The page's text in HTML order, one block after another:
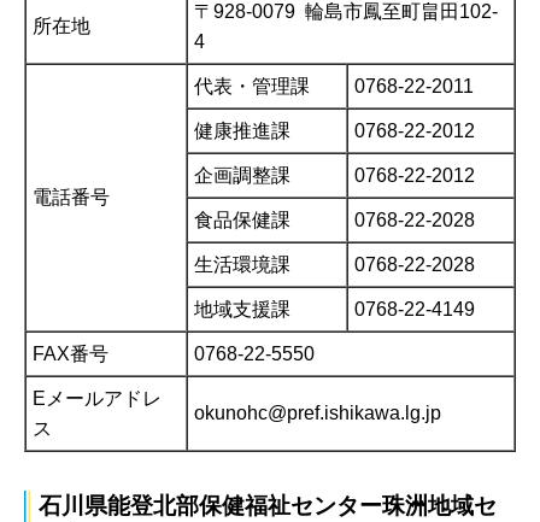
所在地
〒928-0079 輪島市鳳至町畠田102-
4
電話番号
代表・管理課 0768-22-2011
健康推進課 0768-22-2012
企画調整課 0768-22-2012
食品保健課 0768-22-2028
生活環境課 0768-22-2028
地域支援課 0768-22-4149
FAX番号 0768-22-5550
Eメールアドレ
ス
okunohc@pref.ishikawa.lg.jp
石川県能登北部保健福祉センター珠洲地域セ